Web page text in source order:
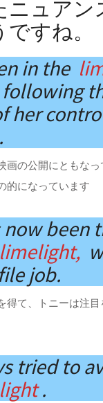
ニュアン
すね。
in the
her
画の公開にともなっ
的になっています
now been
limelight,
job.
得て、トニーは注
tried to
.